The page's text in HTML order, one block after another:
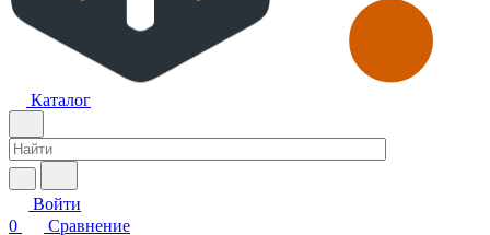
Каталог
Войти
0
Сравнение